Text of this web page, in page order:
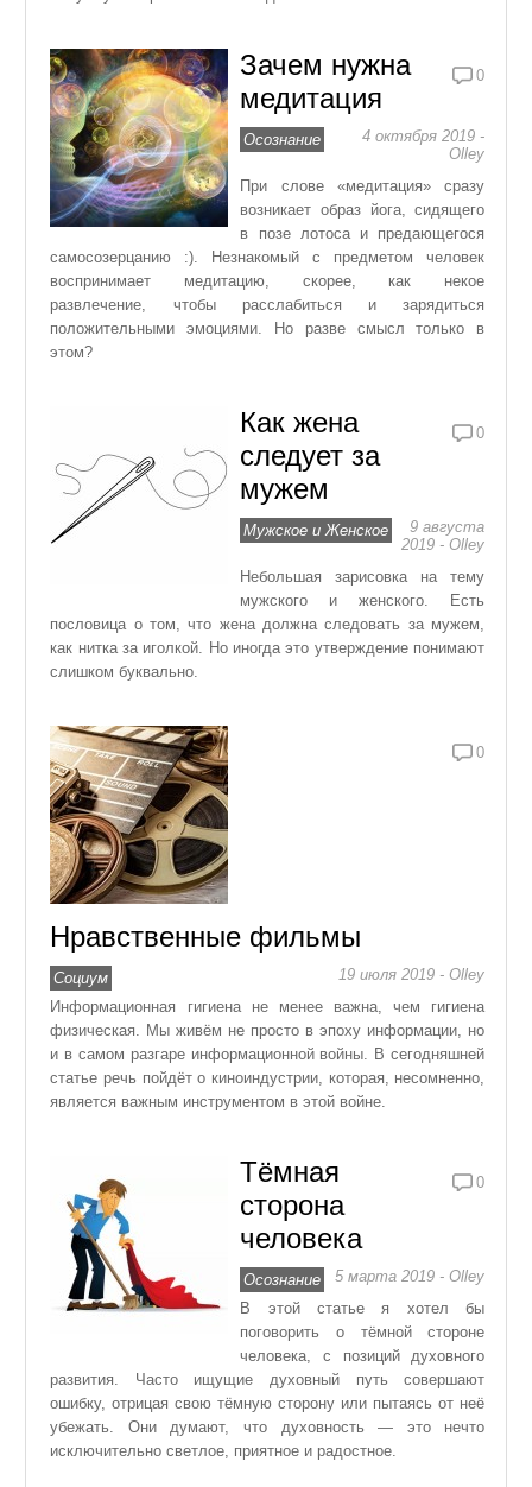
0
Зачем нужна
медитация
Осознание
4 октября 2019 -
Olley
При слове «медитация» сразу
возникает образ йога, сидящего
в позе лотоса и предающегося
самосозерцанию :). Незнакомый с предметом человек
воспринимает медитацию, скорее, как некое
развлечение, чтобы расслабиться и зарядиться
положительными эмоциями. Но разве смысл только в
этом?
0
Как жена
следует за
мужем
Мужское и Женское
9 августа
2019 - Olley
Небольшая зарисовка на тему
мужского и женского. Есть
пословица о том, что жена должна следовать за мужем,
как нитка за иголкой. Но иногда это утверждение понимают
слишком буквально.
0
Нравственные фильмы
Социум
19 июля 2019 - Olley
Информационная гигиена не менее важна, чем гигиена
физическая. Мы живём не просто в эпоху информации, но
и в самом разгаре информационной войны. В сегодняшней
статье речь пойдёт о киноиндустрии, которая, несомненно,
является важным инструментом в этой войне.
0
Тёмная
сторона
человека
Осознание
5 марта 2019 - Olley
В этой статье я хотел бы
поговорить о тёмной стороне
человека, с позиций духовного
развития. Часто ищущие духовный путь совершают
ошибку, отрицая свою тёмную сторону или пытаясь от неё
убежать. Они думают, что духовность — это нечто
исключительно светлое, приятное и радостное.